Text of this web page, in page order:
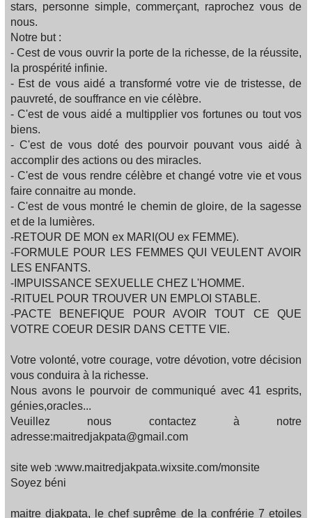
stars, personne simple, commerçant, raprochez vous de
nous.
Notre but :
- Cest de vous ouvrir la porte de la richesse, de la réussite,
la prospérité infinie.
- Est de vous aidé a transformé votre vie de tristesse, de
pauvreté, de souffrance en vie célèbre.
- C'est de vous aidé a multipplier vos fortunes ou tout vos
biens.
- C'est de vous doté des pourvoir pouvant vous aidé à
accomplir des actions ou des miracles.
- C'est de vous rendre célèbre et changé votre vie et vous
faire connaitre au monde.
- C'est de vous montré le chemin de gloire, de la sagesse
et de la lumières.
-RETOUR DE MON ex MARI(OU ex FEMME).
-FORMULE POUR LES FEMMES QUI VEULENT AVOIR
LES ENFANTS.
-IMPUISSANCE SEXUELLE CHEZ L'HOMME.
-RITUEL POUR TROUVER UN EMPLOI STABLE.
-PACTE BENEFIQUE POUR AVOIR TOUT CE QUE
VOTRE COEUR DESIR DANS CETTE VIE.
Votre volonté, votre courage, votre dévotion, votre décision
vous conduira à la richesse.
Nous avons le pourvoir de communiqué avec 41 esprits,
génies,oracles...
Veuillez nous contactez à notre
adresse:maitredjakpata@gmail.com
site web :www.maitredjakpata.wixsite.com/monsite
Soyez béni
maitre djakpata, le chef suprême de la confrérie 7 etoiles